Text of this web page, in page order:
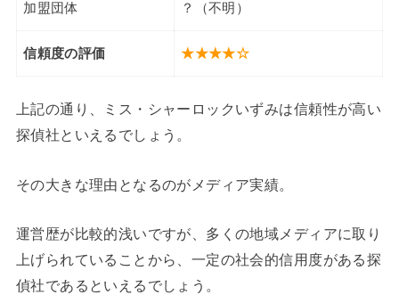
加盟団体 ？（不明）
信頼度の評価 ★★★★☆
上記の通り、ミス・シャーロックいずみは信頼性が高い
探偵社といえるでしょう。
その大きな理由となるのがメディア実績。
運営歴が比較的浅いですが、多くの地域メディアに取り
上げられていることから、一定の社会的信用度がある探
偵社であるといえるでしょう。